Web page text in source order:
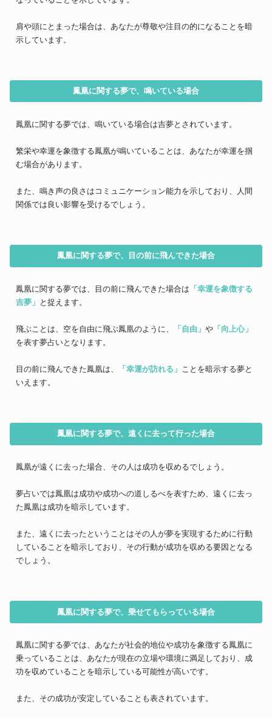
肩や頭にとまった場合は、あなたが尊敬や注目の的になることを暗
示しています。
鳳凰に関する夢で、鳴いている場合
鳳凰に関する夢では、鳴いている場合は吉夢とされています。
繁栄や幸運を象徴する鳳凰が鳴いていることは、あなたが幸運を掴
む場合があります。
また、鳴き声の良さはコミュニケーション能力を示しており、人間
関係では良い影響を受けるでしょう。
鳳凰に関する夢で、目の前に飛んできた場合
鳳凰に関する夢では、目の前に飛んできた場合は 「幸運を象徴する
吉夢」 と捉えます。
飛ぶことは、空を自由に飛ぶ鳳凰のように、 「自由」 や 「向上心」
を表す夢占いとなります。
目の前に飛んできた鳳凰は、 「幸運が訪れる」
ことを暗示する夢と
いえます。
鳳凰に関する夢で、遠くに去って行った場合
鳳凰が遠くに去った場合、その人は成功を収めるでしょう。
夢占いでは鳳凰は成功や成功への道しるべを表すため、遠くに去っ
た鳳凰は成功を暗示しています。
また、遠くに去ったということはその人が夢を実現するために行動
していることを暗示しており、その行動が成功を収める要因となる
でしょう。
鳳凰に関する夢で、乗せてもらっている場合
鳳凰に関する夢では、あなたが社会的地位や成功を象徴する鳳凰に
乗っていることは、あなたが現在の立場や環境に満足しており、成
功を収めていることを暗示している可能性が高いです。
また、その成功が安定していることも表されています。